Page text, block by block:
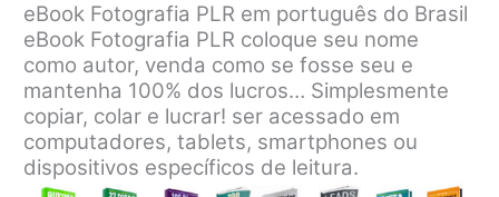
eBook Fotografia PLR em português do Brasil
eBook Fotografia PLR coloque seu nome
como autor, venda como se fosse seu e
mantenha 100% dos lucros… Simplesmente
copiar, colar e lucrar! ser acessado em
computadores, tablets, smartphones ou
dispositivos específicos de leitura.